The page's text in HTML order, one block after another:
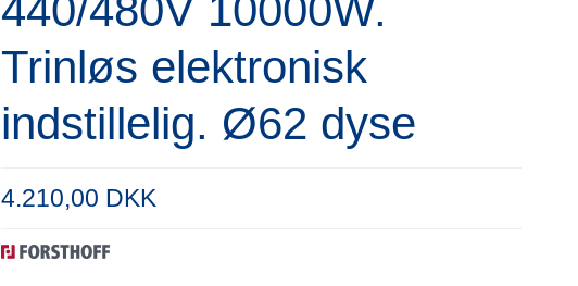
440/480V 10000W.
Trinløs elektronisk
indstillelig. Ø62 dyse
4.210,00 DKK